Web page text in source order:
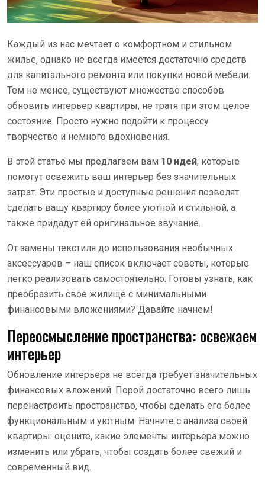
Каждый из нас мечтает о комфортном и стильном
жилье, однако не всегда имеется достаточно средств
для капитального ремонта или покупки новой мебели.
Тем не менее, существуют множество способов
обновить интерьер квартиры, не тратя при этом целое
состояние. Просто нужно подойти к процессу
творчество и немного вдохновения.
В этой статье мы предлагаем вам 10 идей, которые
помогут освежить ваш интерьер без значительных
затрат. Эти простые и доступные решения позволят
сделать вашу квартиру более уютной и стильной, а
также придадут ей оригинальное звучание.
От замены текстиля до использования необычных
аксессуаров – наш список включает советы, которые
легко реализовать самостоятельно. Готовы узнать, как
преобразить свое жилище с минимальными
финансовыми вложениями? Давайте начнем!
Переосмысление пространства: освежаем
интерьер
Обновление интерьера не всегда требует значительных
финансовых вложений. Порой достаточно всего лишь
перенастроить пространство, чтобы сделать его более
функциональным и уютным. Начните с анализа своей
квартиры: оцените, какие элементы интерьера можно
изменить или убрать, чтобы создать более свежий и
современный вид.